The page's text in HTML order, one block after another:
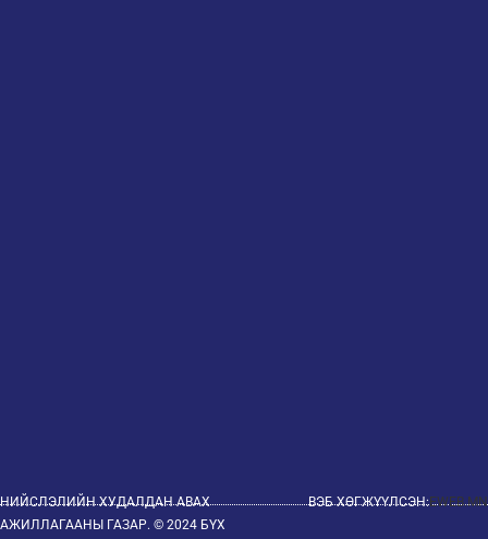
НИЙСЛЭЛИЙН ХУДАЛДАН АВАХ
АЖИЛЛАГААНЫ ГАЗАР. © 2024 БҮХ
ВЭБ ХӨГЖҮҮЛСЭН:EWEB.MN